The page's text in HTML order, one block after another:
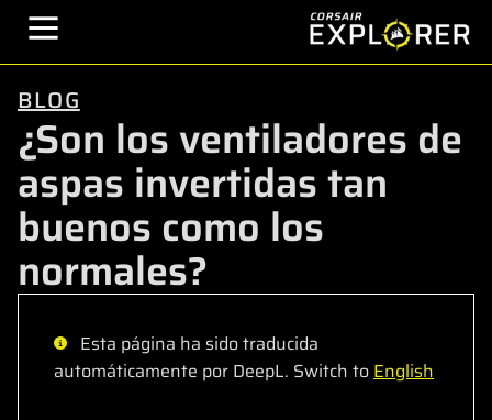
BLOG
¿Son los ventiladores de
aspas invertidas tan
buenos como los
normales?
Esta página ha sido traducida
automáticamente por DeepL. Switch toEnglish